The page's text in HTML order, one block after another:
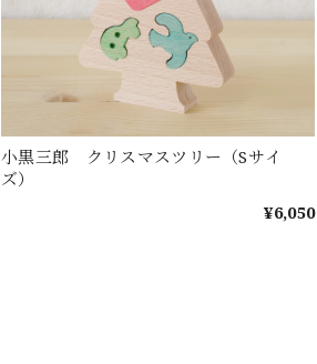
小黒三郎 クリスマスツリー（Sサイ
ズ）
¥6,050